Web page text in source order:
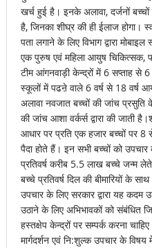
खर्च हुई है। इनके अलावा, दर्जनों
है, जिनका शीघ्र की ही ईलाज होगा।
पता लगाने के लिए विभाग द्वारा
एक पुरुष एवं महिला आयुष चिकित्सक,
टीम आंगनवाड़ी केन्द्रों में 6 सप्ताह से 6
स्कूलों में पढऩे वाले 6 वर्ष से 18 वर्ष
अलावा नवजात बच्चों की जांच प्रसुति
की जांच आशा वर्कर्स द्वारा की जाती
आधार पर प्रति एक हजार बच्चों पर 8
पैदा होते हैं। इन सभी बच्चों को
प्रतिवर्ष करीब 5.5 लाख बच्चे जन्म
बच्चे प्रतिवर्ष दिल की बीमारियों के
उपचार के लिए सरकार द्वारा यह कदम
उठाने के लिए अभिभावकों को संबंधित
हस्तक्षेप केन्द्रों पर सम्पर्क करना
मार्गदर्शन एवं नि:शुल्क उपचार के विषय